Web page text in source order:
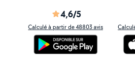
4,6/5
Calculé à partir de 48803 avis